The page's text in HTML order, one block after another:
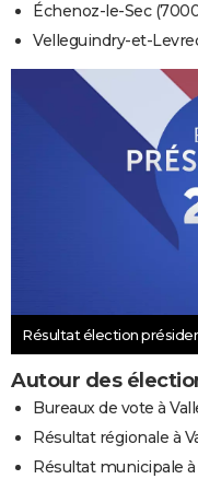
Échenoz-le-Sec
Velleguindry-et-
Résultat élection
Autour des
Bureaux de vote à
Résultat régionale à
Résultat municipale